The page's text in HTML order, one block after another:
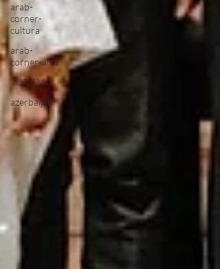
arab-
corner-
cultura
arab-
corner-arte
TURISMO
azerbaijan